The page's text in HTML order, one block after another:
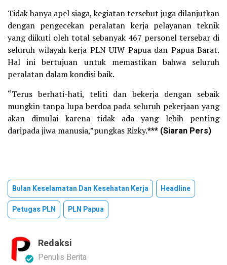
Tidak hanya apel siaga, kegiatan tersebut juga dilanjutkan
dengan pengecekan peralatan kerja pelayanan teknik
yang diikuti oleh total sebanyak 467 personel tersebar di
seluruh wilayah kerja PLN UIW Papua dan Papua Barat.
Hal ini bertujuan untuk memastikan bahwa seluruh
peralatan dalam kondisi baik.
“Terus berhati-hati, teliti dan bekerja dengan sebaik
mungkin tanpa lupa berdoa pada seluruh pekerjaan yang
akan dimulai karena tidak ada yang lebih penting
daripada jiwa manusia,”pungkas Rizky.*** (Siaran Pers)
Bulan Keselamatan Dan Kesehatan Kerja
Headline
Petugas PLN
PLN Papua
Redaksi
Penulis Berita